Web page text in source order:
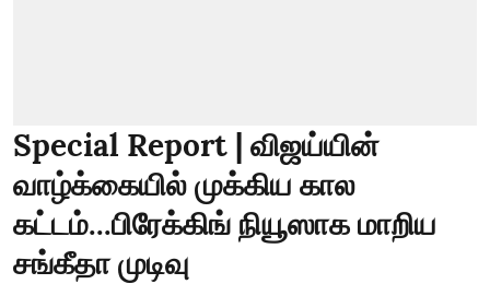
Special Report | விஜய்யின்
வாழ்க்கையில் முக்கிய கால
கட்டம்...பிரேக்கிங் நியூஸாக மாறிய
சங்கீதா முடிவு